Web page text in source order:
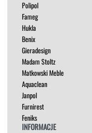
OUTLET
PUFY
SOFY
STOLIKI
STOŁY
SZAFKI I KOMODY
Polipol
Fameg
Hukla
Benix
Gieradesign
Madam Stoltz
Matkowski Meble
Aquaclean
Janpol
Furnirest
Feniks
INFORMACJE